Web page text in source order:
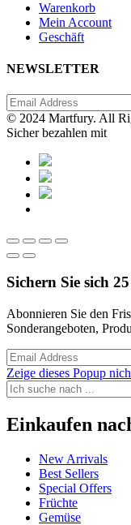
Warenkorb
Mein Account
Geschäft
NEWSLETTER
© 2024 Martfury. All
Sicher bezahlen mit
Sichern Sie sich
Abonnieren Sie den
Sonderangeboten,
Zeige dieses Popup
Einkaufen
New Arrivals
Best Sellers
Special Offers
Früchte
Gemüse